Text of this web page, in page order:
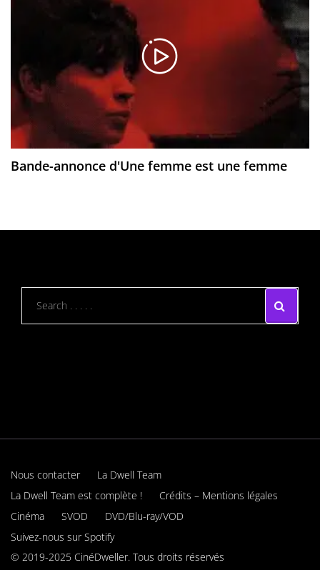
Bande-annonce d'Une femme est une femme
Nous contacter
La Dwell Team
La Dwell Team est complète !
Crédits – Mentions légales
Cinéma
SVOD
DVD/Blu-ray/VOD
Suivez-nous sur Spotify
© 2019-2025 CinéDweller. Tous droits réservés